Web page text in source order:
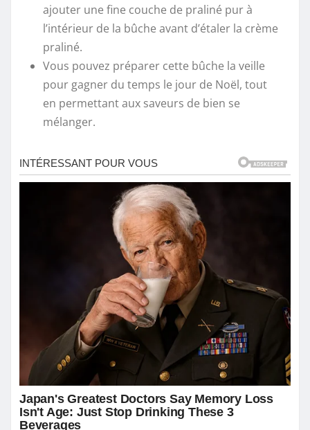
ajouter une fine couche de praliné pur à
l’intérieur de la bûche avant d’étaler la crème
praliné.
Vous pouvez préparer cette bûche la veille
pour gagner du temps le jour de Noël, tout
en permettant aux saveurs de bien se
mélanger.